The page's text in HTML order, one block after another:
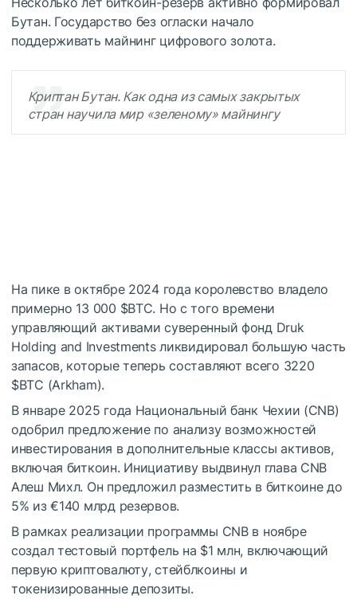
Бутан. Государство без огласки начало
поддерживать майнинг цифрового золота.
Криптан Бутан. Как одна из самых закрытых
стран научила мир «зеленому» майнингу
На пике в октябре 2024 года королевство владело
примерно 13 000 $BTC. Но с того времени
управляющий активами суверенный фонд Druk
Holding and Investments ликвидировал большую часть
запасов, которые теперь составляют всего 3220
$BTC (Arkham).
В январе 2025 года Национальный банк Чехии (CNB)
одобрил предложение по анализу возможностей
инвестирования в дополнительные классы активов,
включая биткоин. Инициативу выдвинул глава CNB
Алеш Михл. Он предложил разместить в биткоине до
5% из €140 млрд резервов.
В рамках реализации программы CNB в ноябре
создал тестовый портфель на $1 млн, включающий
первую криптовалюту, стейблкоины и
токенизированные депозиты.